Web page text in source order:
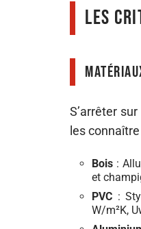
Les
S’arrêter
les connaître
Bois :
et
PVC :
W/m²K,